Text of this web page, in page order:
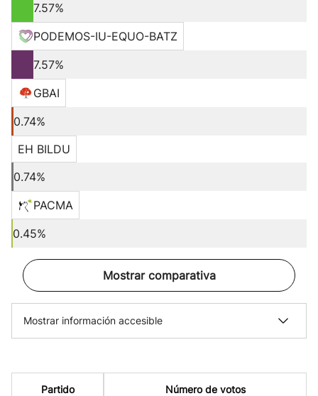
7.57%
PODEMOS-IU-EQUO-BATZ
7.57%
GBAI
0.74%
EH BILDU
0.74%
PACMA
0.45%
Mostrar comparativa
Mostrar información accesible
Partido Número de votos